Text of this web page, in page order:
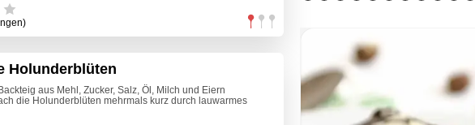
Holunderblüten
aus Mehl, Zucker, Salz, Öl, Milch und Eiern
die Holunderblüten mehrmals kurz durch lauwarmes